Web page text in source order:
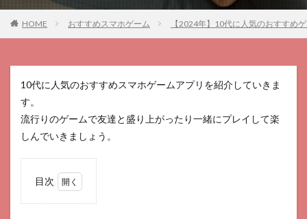
HOME おすすめスマホゲーム 【2024年】10代に人気のおすすめ
10代に人気のおすすめスマホゲームアプリを紹介していきま
す。
流行りのゲームで友達と盛り上がったり一緒にプレイして楽
しんでいきましょう。
目次